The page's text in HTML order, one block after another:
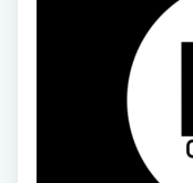
Lashlift Keratin
LED-ljusterapi